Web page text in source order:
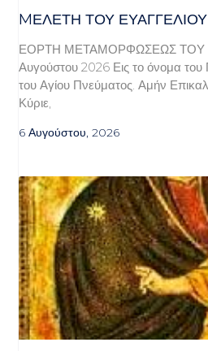
MΕΛΈΤΗ ΤΟΥ
ΕΟΡΤΗ ΜΕΤΑΜΟΡΦΩΣΕΩΣ
Αυγούστου 2026 Εις το όνομα του
του Αγίου Πνεύματος. Αμήν
Κύριε,
6 Αυγούστου, 2026